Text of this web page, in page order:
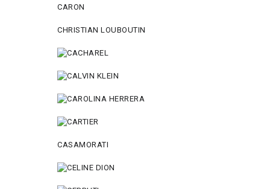
CARON
CHRISTIAN LOUBOUTIN
CASAMORATI